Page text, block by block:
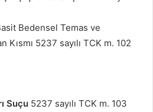
Bedensel Temas ve
Kısmı 5237 sayılı TCK m. 102
Suçu 5237 sayılı TCK m. 103